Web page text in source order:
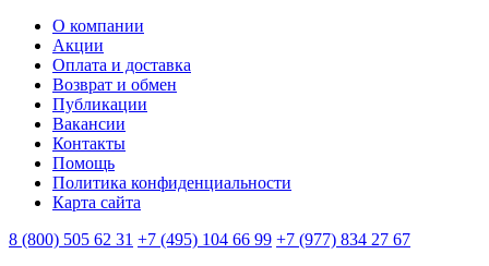
О компании
Акции
Оплата и доставка
Возврат и обмен
Публикации
Вакансии
Контакты
Помощь
Политика конфиденциальности
Карта сайта
8 (800) 505 62 31 +7 (495) 104 66 99 +7 (977) 834 27 67